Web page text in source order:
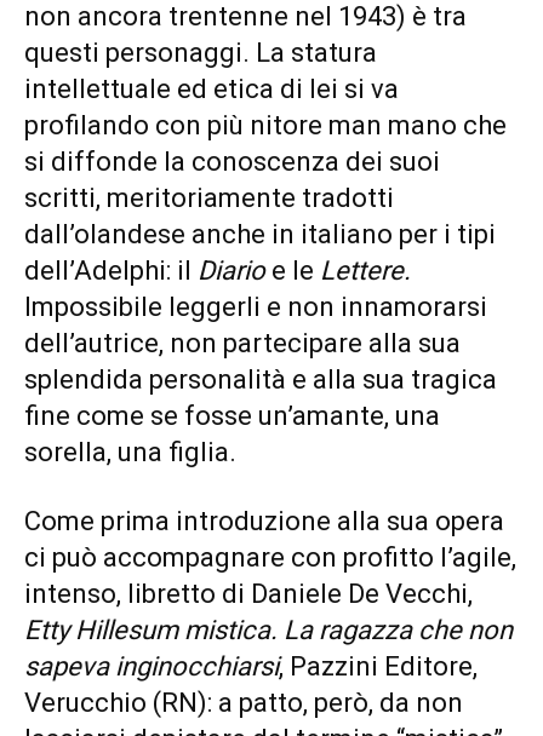
non ancora trentenne nel 1943) è tra
questi personaggi. La statura
intellettuale ed etica di lei si va
profilando con più nitore man mano che
si diffonde la conoscenza dei suoi
scritti, meritoriamente tradotti
dall’olandese anche in italiano per i tipi
dell’Adelphi: il Diario e le Lettere.
Impossibile leggerli e non innamorarsi
dell’autrice, non partecipare alla sua
splendida personalità e alla sua tragica
fine come se fosse un’amante, una
sorella, una figlia.
Come prima introduzione alla sua opera
ci può accompagnare con profitto l’agile,
intenso, libretto di Daniele De Vecchi,
Etty Hillesum mistica. La ragazza che non
sapeva inginocchiarsi, Pazzini Editore,
Verucchio (RN): a patto, però, da non